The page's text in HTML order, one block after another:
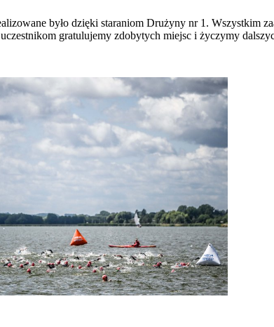
było dzięki staraniom Drużyny nr 1. Wszystkim
gratulujemy zdobytych miejsc i życzymy